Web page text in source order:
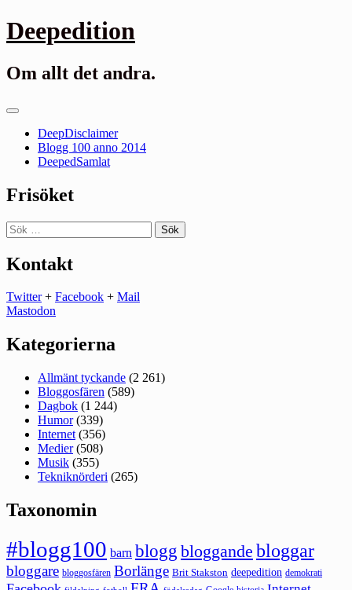
Gå
till
Deepedition
Om allt det andra.
Primär
DeepDisclaimer
Blogg 100 anno 2014
DeepedSamlat
Frisöket
Sök
efter:
Kontakt
Twitter+ Facebook + Mail
Mastodon
Kategorierna
Allmänt tyckande (2 261)
Bloggosfären (589)
Dagbok (1 244)
Humor(339)
Internet (356)
Medier(508)
Musik (355)
Tekniknörderi (265)
Taxonomin
#blogg100 barn blogg bloggande bloggar
bloggare bloggosfären Borlänge Brit Stakston deepedition demokrati